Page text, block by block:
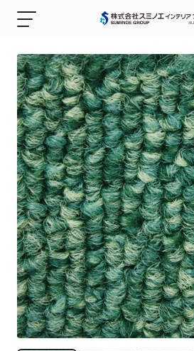
ナ
ゲ
ー
シ
ョ
ン
株
会
社
ス
ミ
ノ
エ
イ
ン
テ
リ
ア
プ
ロ
ダ
ク
ツ
（SUMINOE
Interior